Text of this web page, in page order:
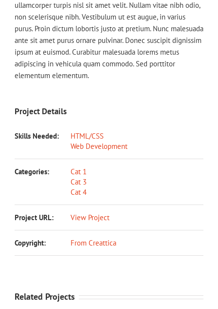
ullamcorper turpis nisl sit amet velit. Nullam vitae nibh odio,
non scelerisque nibh. Vestibulum ut est augue, in varius
purus. Proin dictum lobortis justo at pretium. Nunc malesuada
ante sit amet purus ornare pulvinar. Donec suscipit dignissim
ipsum at euismod. Curabitur malesuada lorems metus
adipiscing in vehicula quam commodo. Sed porttitor
elementum elementum.
Project Details
Skills Needed:
HTML/CSS
Web Development
Categories:
Cat 1
Cat 3
Cat 4
Project URL: View Project
Copyright: From Creattica
Related Projects